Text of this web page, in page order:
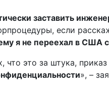
заставить
если
я не переехал в США
это за штука,
», –